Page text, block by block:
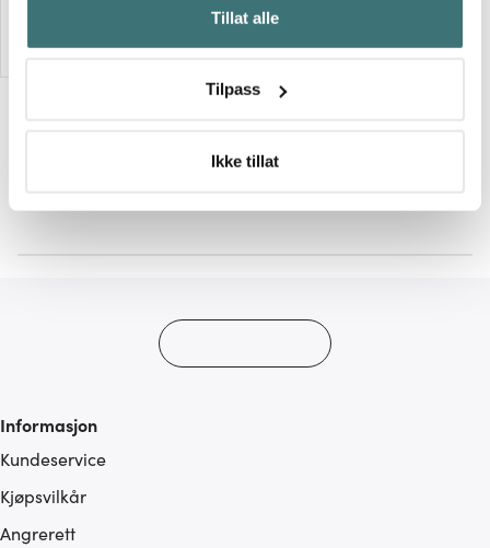
Innhente informasjon om den geografiske
beliggenheten din, som kan være nøyaktig innenfor
Identifisere enheten din ved å aktivt skanne den for
kan du lese om hvordan dine personlige
brukes. Du kan hele tiden endre eller trekke tilbake ditt
mediefunksjoner og for å analysere trafikken vår. Vi deler
dessuten informasjon om hvordan du bruker nettstedet
annonsering og analysearbeid, som kan kombinere den
eller som de har samlet inn gjennom din bruk av
tjenestene deres.
Tillat alle
Tilpass
Ikke tillat
5 av 5 produkter
Informasjon
Kundeservice
Kjøpsvilkår
Angrerett